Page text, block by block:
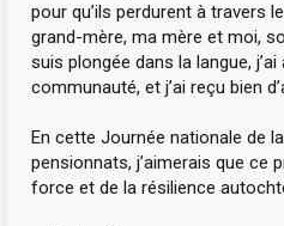
pour qu’ils perdurent à travers
grand-mère, ma mère et moi,
suis plongée dans la langue,
communauté, et j’ai reçu bien
En cette Journée nationale de
pensionnats, j’aimerais que ce
force et de la résilience